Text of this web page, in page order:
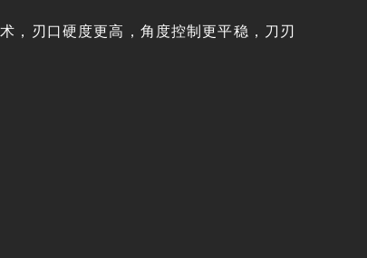
，刃口硬度更高，角度控制更平稳，刀刃